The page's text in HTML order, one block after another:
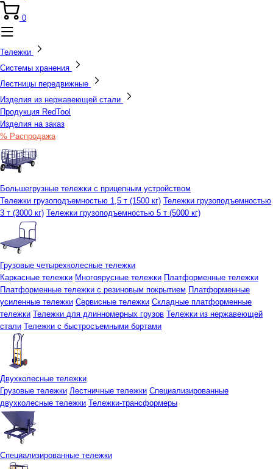
0
Тележки
Системы хранения
Лестницы передвижные
Изделия из нержавеющей стали
Продукция RedTool
Изделия на заказ
% Распродажа
Большегрузные тележки с прицепным устройством
Тележки грузоподъемностью 1,5 т (1500 кг) Тележки грузоподъемностью
3 т (3000 кг) Тележки грузоподъемностью 5 т (5000 кг)
Грузовые четырехколесные тележки
Каркасные тележки Многоярусные тележки Платформенные тележки
Платформенные тележки с резиновым покрытием Платформенные
усиленные тележки Сервисные тележки Складные платформенные
тележки Тележки для длинномерных грузов Тележки из нержавеющей
стали Тележки с быстросъемными бортами
Двухколесные тележки
Грузовые тележки Лестничные тележки Специализированные
двухколесные тележки Тележки-трансформеры
Специализированные тележки